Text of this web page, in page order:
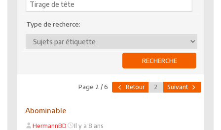
Type de recherce:
Page 2 / 6 Retour Suivant
Abominable
HermannBD Il y a 8 ans